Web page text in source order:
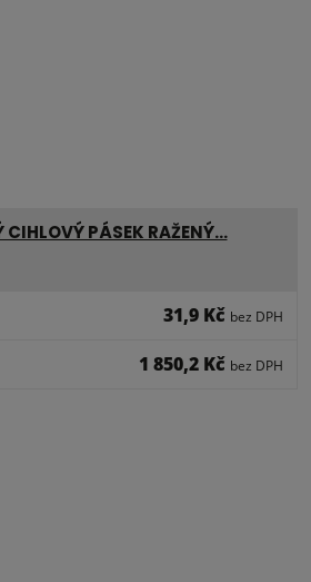
CIHLOVÝ PÁSEK RAŽENÝ…
31,9 Kč bez DPH
1 850,2 Kč bez DPH